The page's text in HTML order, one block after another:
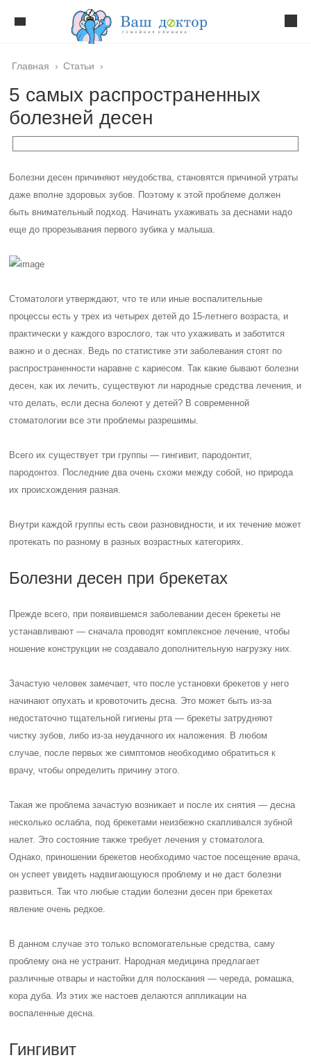
Главная › Статьи ›
5 самых распространенных
болезней десен
Болезни десен причиняют неудобства, становятся причиной утраты
даже вполне здоровых зубов. Поэтому к этой проблеме должен
быть внимательный подход. Начинать ухаживать за деснами надо
еще до прорезывания первого зубика у малыша.
Стоматологи утверждают, что те или иные воспалительные
процессы есть у трех из четырех детей до 15-летнего возраста, и
практически у каждого взрослого, так что ухаживать и заботится
важно и о деснах. Ведь по статистике эти заболевания стоят по
распространенности наравне с кариесом. Так какие бывают болезни
десен, как их лечить, существуют ли народные средства лечения, и
что делать, если десна болеют у детей? В современной
стоматологии все эти проблемы разрешимы.
Всего их существует три группы — гингивит, пародонтит,
пародонтоз. Последние два очень схожи между собой, но природа
их происхождения разная.
Внутри каждой группы есть свои разновидности, и их течение может
протекать по разному в разных возрастных категориях.
Болезни десен при брекетах
Прежде всего, при появившемся заболевании десен брекеты не
устанавливают — сначала проводят комплексное лечение, чтобы
ношение конструкции не создавало дополнительную нагрузку них.
Зачастую человек замечает, что после установки брекетов у него
начинают опухать и кровоточить десна. Это может быть из-за
недостаточно тщательной гигиены рта — брекеты затрудняют
чистку зубов, либо из-за неудачного их наложения. В любом
случае, после первых же симптомов необходимо обратиться к
врачу, чтобы определить причину этого.
Такая же проблема зачастую возникает и после их снятия — десна
несколько ослабла, под брекетами неизбежно скапливался зубной
налет. Это состояние также требует лечения у стоматолога.
Однако, приношении брекетов необходимо частое посещение врача,
он успеет увидеть надвигающуюся проблему и не даст болезни
развиться. Так что любые стадии болезни десен при брекетах
явление очень редкое.
В данном случае это только вспомогательные средства, саму
проблему она не устранит. Народная медицина предлагает
различные отвары и настойки для полоскания — череда, ромашка,
кора дуба. Из этих же настоев делаются аппликации на
воспаленные десна.
Гингивит